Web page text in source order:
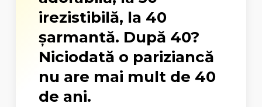
irezistibilă, la 40
şarmantă. După 40?
Niciodată o pariziancă
nu are mai mult de 40
de ani.